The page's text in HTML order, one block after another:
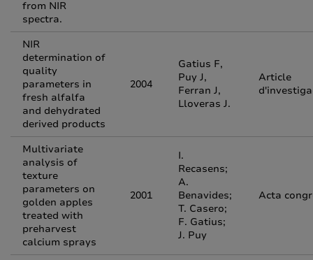
from NIR
spectra.
NIR
determination of
quality
parameters in
fresh alfalfa
and dehydrated
derived products
2004
Gatius F,
Puy J,
Ferran J,
Lloveras J.
Article
Multivariate
analysis of
texture
parameters on
golden apples
treated with
preharvest
calcium sprays
2001
I.
Recasens;
A.
Benavides;
T. Casero;
F. Gatius;
J. Puy
Acta